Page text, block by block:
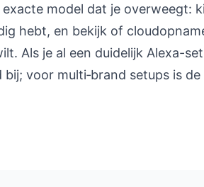
model dat je overweegt:
hebt, en bekijk of
Als je al een duidelijk Alexa-
voor multi‑brand setups is